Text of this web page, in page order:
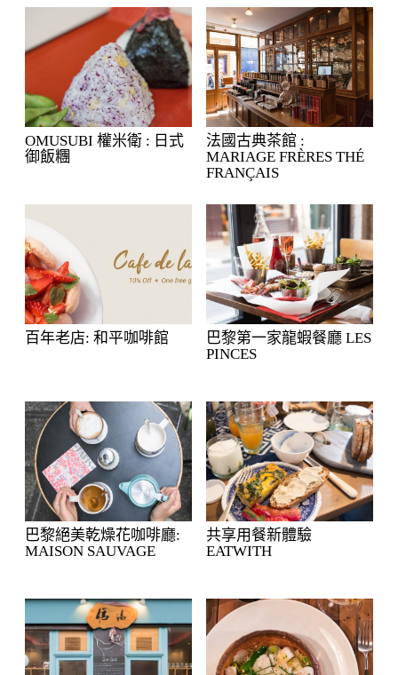
OMUSUBI 權米衛 : 日式
御飯糰
法國古典茶館 :
MARIAGE FRÈRES THÉ
FRANÇAIS
百年老店: 和平咖啡館
巴黎第一家龍蝦餐廳 LES
PINCES
巴黎絕美乾燥花咖啡廳:
MAISON SAUVAGE
共享用餐新體驗
EATWITH